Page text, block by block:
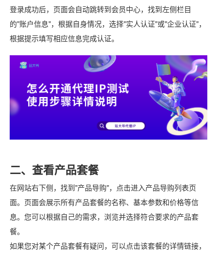
登录成功后，页面会自动跳转到会员中心，找到左侧栏目
的"账户信息"，根据自身情况，选择"实人认证"或"企业认证"，
根据提示填写相应信息完成认证。
二、查看产品套餐
在网站右下侧，找到"产品导购"，点击进入产品导购列表页
面。页面会展示所有产品套餐的名称、基本参数和价格等信
息。您可以根据自己的需求，浏览并选择符合要求的产品套
餐。
如果您对某个产品套餐有疑问，可以点击该套餐的详情链接，